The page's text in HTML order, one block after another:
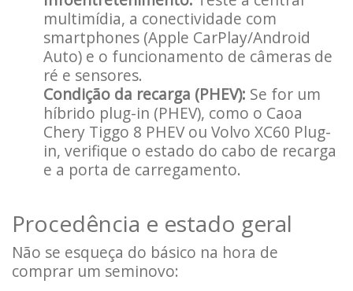
multimídia, a conectividade com
smartphones (Apple CarPlay/Android
Auto) e o funcionamento de câmeras de
ré e sensores.
Condição da recarga (PHEV): Se for um
híbrido plug-in (PHEV), como o Caoa
Chery Tiggo 8 PHEV ou Volvo XC60 Plug-
in, verifique o estado do cabo de recarga
e a porta de carregamento.
Procedência e estado geral
Não se esqueça do básico na hora de
comprar um seminovo: